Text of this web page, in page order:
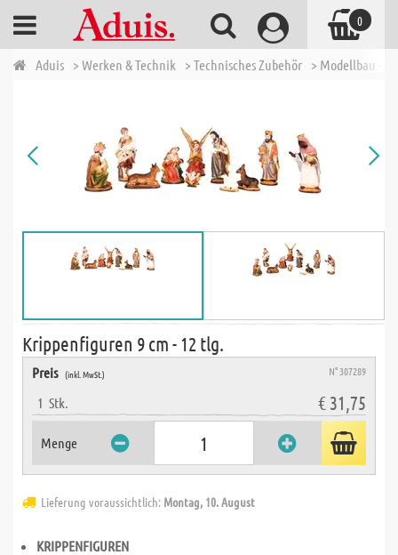
Aduis > Werken & Technik > Technisches Zubehör > Modellbau -
Krippenfiguren 9 cm - 12 tlg.
Preis (inkl. MwSt.) N° 307289
1 Stk. € 31,75
Menge
Lieferung voraussichtlich: Montag, 10. August
KRIPPENFIGUREN
0